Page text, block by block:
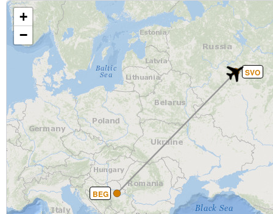
BEG
SVO
+
−